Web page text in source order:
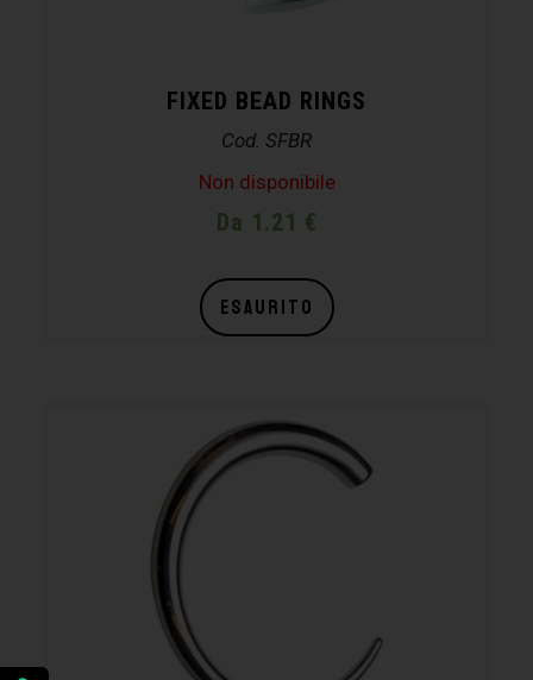
FIXED BEAD RINGS
Cod. SFBR
Non disponibile
Da 1.21 €
ESAURITO